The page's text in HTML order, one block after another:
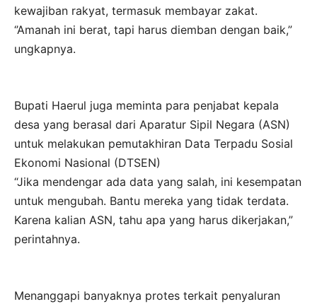
kewajiban rakyat, termasuk membayar zakat.
‘’Amanah ini berat, tapi harus diemban dengan baik,”
ungkapnya.
Bupati Haerul juga meminta para penjabat kepala
desa yang berasal dari Aparatur Sipil Negara (ASN)
untuk melakukan pemutakhiran Data Terpadu Sosial
Ekonomi Nasional (DTSEN)
“Jika mendengar ada data yang salah, ini kesempatan
untuk mengubah. Bantu mereka yang tidak terdata.
Karena kalian ASN, tahu apa yang harus dikerjakan,”
perintahnya.
Menanggapi banyaknya protes terkait penyaluran